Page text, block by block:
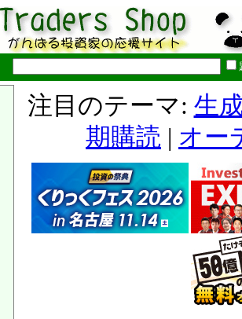
注目のテーマ: 生
期購読 | オー